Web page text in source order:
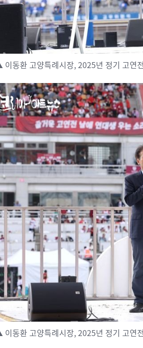
동환 고양특례시장, 2025년 정기 고연
동환 고양특례시장, 2025년 정기 고연